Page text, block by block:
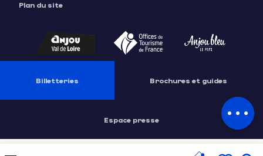
par email
Plan du site
Billetteries Brochures et guides
Espace presse